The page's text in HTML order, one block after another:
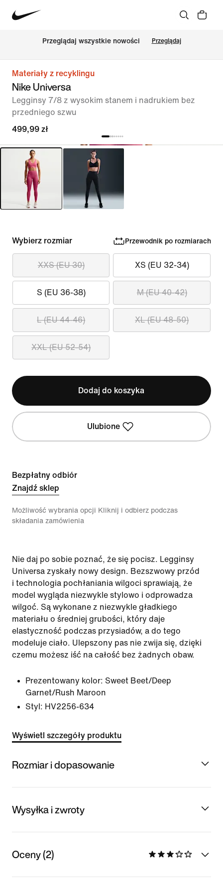
Przeglądaj wszystkie nowości Przeglądaj
Materiały z recyklingu
Nike Universa
Legginsy 7/8 z wysokim stanem i nadrukiem bez
przedniego szwu
499,99 zł
Wybierz rozmiar Przewodnik po rozmiarach
XXS (EU 30) XS (EU 32-34)
S (EU 36-38) M (EU 40-42)
L (EU 44-46) XL (EU 48-50)
XXL (EU 52-54)
Dodaj do koszyka
Ulubione
Bezpłatny odbiór
Znajdź sklep
Możliwość wybrania opcji Kliknij i odbierz podczas
składania zamówienia
Nie daj po sobie poznać, że się pocisz. Legginsy
Universa zyskały nowy design. Bezszwowy przód
i technologia pochłaniania wilgoci sprawiają, że
model wygląda niezwykle stylowo i odprowadza
wilgoć. Są wykonane z niezwykle gładkiego
materiału o średniej grubości, który daje
elastyczność podczas przysiadów, a do tego
modeluje ciało. Ulepszony pas nie zwija się, dzięki
czemu możesz iść na całość bez żadnych obaw.
Prezentowany kolor: Sweet Beet/Deep
Garnet/Rush Maroon
Styl: HV2256-634
Wyświetl szczegóły produktu
Rozmiar i dopasowanie
Wysyłka i zwroty
Oceny (2)